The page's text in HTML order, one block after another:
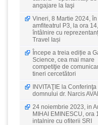
angajare la Iaşi
Vineri, 8 Martie 2024, în
amfiteatrul P3, la ora 14,
întâlnire cu
Travel Iași
Începe a treia ediție a
Science, cea mai mare
competiţie de
tineri cercetători
INVITAŢIE la Conferinţa
domnului dr. Narcis
24 noiembrie 2023, in
MIHAI EMINESCU, ora
intalnire cu ofiterii SRI